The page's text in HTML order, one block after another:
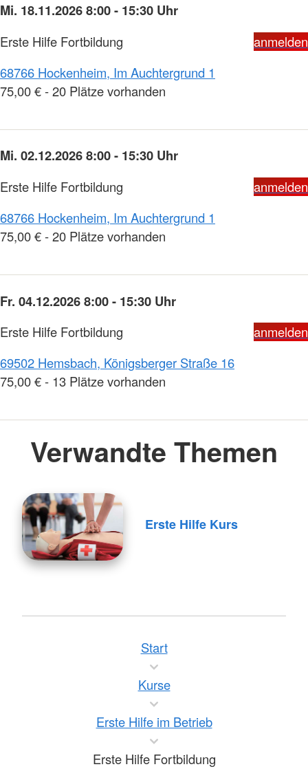
Mi. 18.11.2026 8:00 - 15:30 Uhr
Erste Hilfe Fortbildung
anmelden
68766 Hockenheim, Im Auchtergrund 1
75,00 € - 20 Plätze vorhanden
Mi. 02.12.2026 8:00 - 15:30 Uhr
Erste Hilfe Fortbildung
anmelden
68766 Hockenheim, Im Auchtergrund 1
75,00 € - 20 Plätze vorhanden
Fr. 04.12.2026 8:00 - 15:30 Uhr
Erste Hilfe Fortbildung
anmelden
69502 Hemsbach, Königsberger Straße 16
75,00 € - 13 Plätze vorhanden
Verwandte Themen
Erste Hilfe Kurs
Start
Kurse
Erste Hilfe im Betrieb
Erste Hilfe Fortbildung